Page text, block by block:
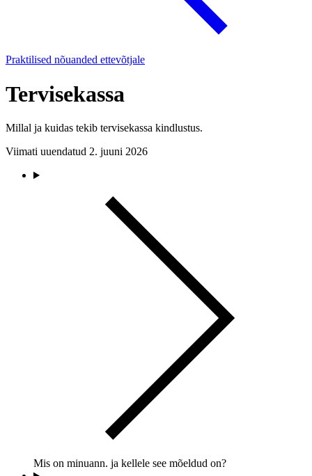
Praktilised nõuanded ettevõtjale
Tervisekassa
Millal ja kuidas tekib tervisekassa kindlustus.
Viimati uuendatud 2. juuni 2026
Mis on minuann. ja kellele see mõeldud on?